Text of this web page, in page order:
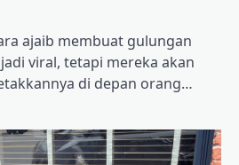
ajaib membuat gulungan
viral, tetapi mereka akan
di depan orang…